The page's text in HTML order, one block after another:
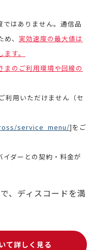
はありません。通信品
、 実効速度の最大値は
す。
まのご利用環境や回線の
利用いただけません（セ
service_menu/]をご
ダーとの契約・料金が
、ディスコードを満
て詳しく見る